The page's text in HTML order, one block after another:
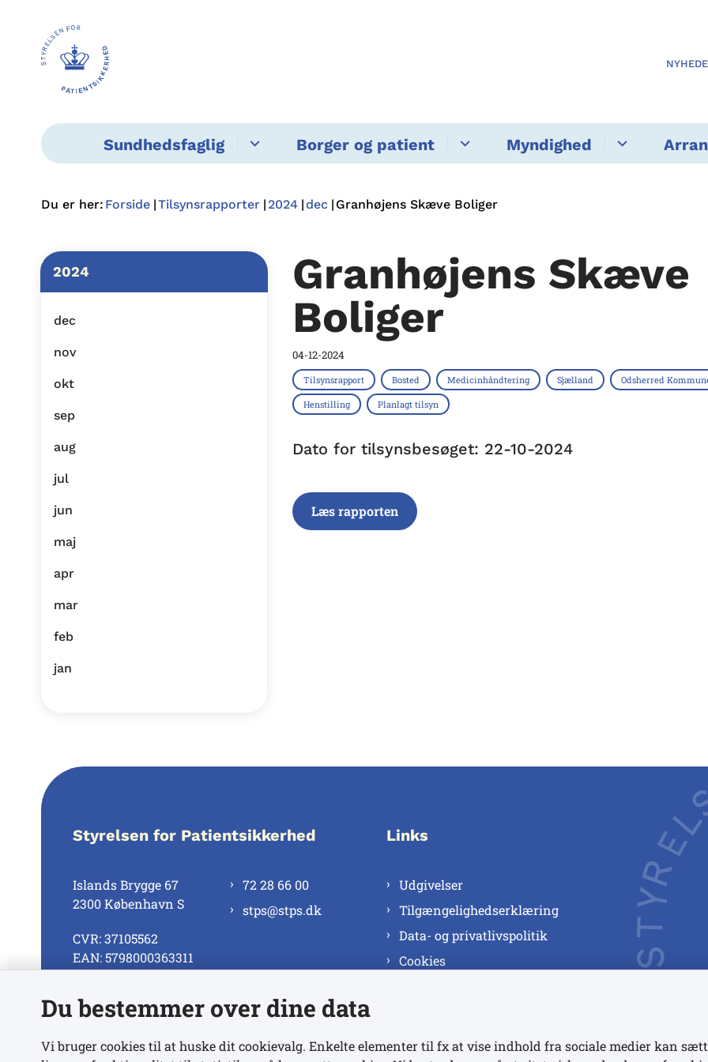
Sundhedsfaglig Borger og patient Myndighed
Du er her: Forside Tilsynsrapporter 2024 dec Granhøjens Skæve Boliger
2024
dec
nov
okt
sep
aug
jul
jun
maj
apr
mar
feb
jan
Granhøjens Skæve
Boliger
04-12-2024
Tilsynsrapport Bosted Medicinhåndtering Sjælland Odsherred
Henstilling Planlagt tilsyn
Dato for tilsynsbesøget: 22-10-2024
Læs rapporten
Styrelsen for Patientsikkerhed
Islands Brygge 67
2300 København S
CVR: 37105562
EAN: 5798000363311
72 28 66 00
stps@stps.dk
Se alle kontaktnumre
Links
Udgivelser
Tilgængelighedserklæring
Data- og privatlivspolitik
Cookies
Du bestemmer over dine data
Vi bruger cookies til at huske dit cookievalg. Enkelte elementer til fx at vise indhold fra sociale medier kan